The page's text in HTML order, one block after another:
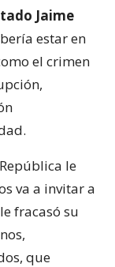
Jaime
estar en
el crimen
le
va a invitar a
fracasó su
que